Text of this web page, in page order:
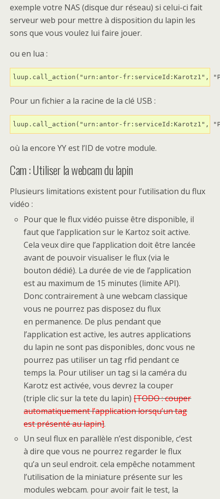
exemple votre NAS (disque dur réseau) si celui-ci fait
serveur web pour mettre à disposition du lapin les
sons que vous voulez lui faire jouer.
ou en lua :
luup.call_action("urn:antor-fr:serviceId:Karotz1",
Pour un fichier a la racine de la clé USB :
luup.call_action("urn:antor-fr:serviceId:Karotz1",
où la encore YY est l’ID de votre module.
Cam : Utiliser la webcam du lapin
Plusieurs limitations existent pour l’utilisation du flux
vidéo :
Pour que le flux vidéo puisse être disponible, il
faut que l’application sur le Kartoz soit active.
Cela veux dire que l’application doit être lancée
avant de pouvoir visualiser le flux (via le
bouton dédié). La durée de vie de l’application
est au maximum de 15 minutes (limite API).
Donc contrairement à une webcam classique
vous ne pourrez pas disposez du flux
en permanence. De plus pendant que
l’application est active, les autres applications
du lapin ne sont pas disponibles, donc vous ne
pourrez pas utiliser un tag rfid pendant ce
temps la. Pour utiliser un tag si la caméra du
Karotz est activée, vous devrez la couper
(triple clic sur la tete du lapin)[TODO : couper
automatiquement l’application lorsqu’un tag
est présenté au lapin].
Un seul flux en parallèle n’est disponible, c’est
à dire que vous ne pourrez regarder le flux
qu’a un seul endroit. cela empêche notamment
l’utilisation de la miniature présente sur les
modules webcam. pour avoir fait le test, la